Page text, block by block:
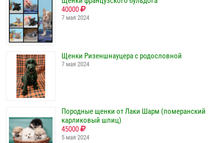
40000
7 мая 2024
Щенки Ризеншнауцера с родословной
7 мая 2024
Породные щенки от Лаки Шарм (померанский
карликовый шпиц)
45000
5 мая 2024